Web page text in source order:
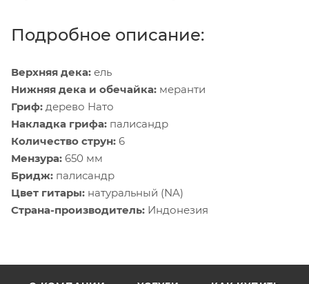
Подробное описание:
Верхняя дека: ель
Нижняя дека и обечайка: меранти
Гриф: дерево Нато
Накладка грифа: палисандр
Количество струн: 6
Мензура: 650 мм
Бридж: палисандр
Цвет гитары: натуральный (NA)
Страна-производитель: Индонезия